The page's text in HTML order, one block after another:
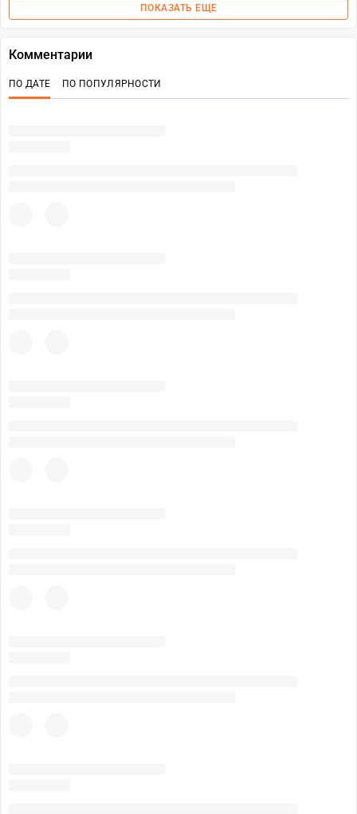
ПОКАЗАТЬ ЕЩЕ
Комментарии
ПО ДАТЕ ПО ПОПУЛЯРНОСТИ